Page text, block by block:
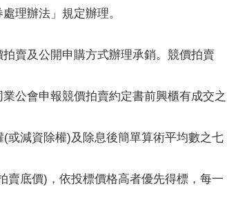
理辦法」規定辦理。
賣及公開申購方式辦理承銷。競價拍賣
公會申報競價拍賣約定書前興櫃有成交之
或減資除權)及除息後簡單算術平均數之七
賣底價)，依投標價格高者優先得標，每一